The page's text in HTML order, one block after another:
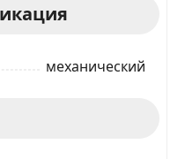
механический